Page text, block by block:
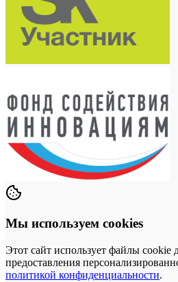
Мы используем cookies
Этот сайт использует файлы
предоставления
политикой конфиденциальности.